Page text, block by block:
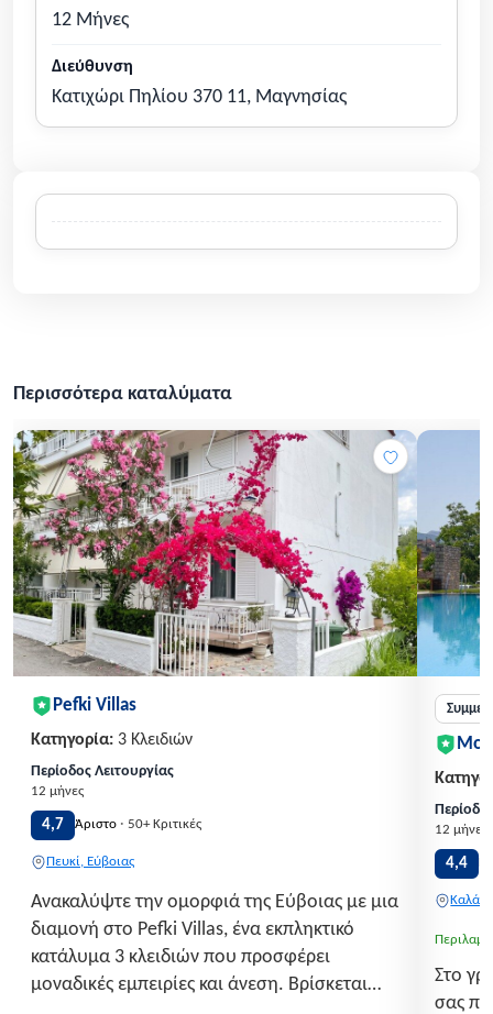
12 Μήνες
Διεύθυνση
Κατιχώρι Πηλίου 370 11, Μαγνησίας
Περισσότερα καταλύματα
Pefki Villas
Κατηγορία: 3 Κλειδιών
Περίοδος Λειτουργίας
12 μήνες
4,7 Άριστο · 50+ Κριτικές
Πευκί, Εύβοιας
Ανακαλύψτε την ομορφιά της Εύβοιας με μια
διαμονή στο Pefki Villas, ένα εκπληκτικό
κατάλυμα 3 κλειδιών που προσφέρει
μοναδικές εμπειρίες και άνεση. Βρίσκεται
12 μήνες
4,4
Στο
σας